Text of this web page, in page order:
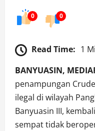
0 0
Read Time: 1
BANYUASIN,
penampungan
ilegal di wilayah
Banyuasin III,
sempat tidak